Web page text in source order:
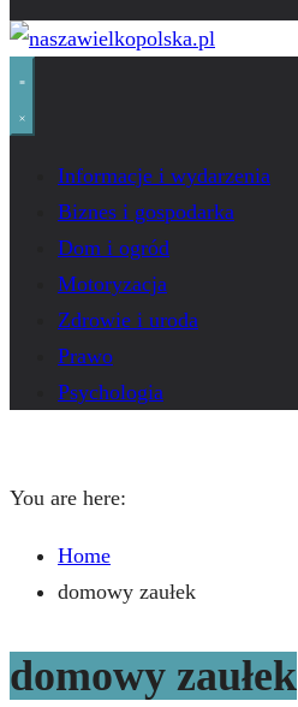
Informacje i wydarzenia
Biznes i gospodarka
Dom i ogród
Motoryzacja
Zdrowie i uroda
Prawo
Psychologia
You are here:
Home
domowy zaułek
domowy zaułek